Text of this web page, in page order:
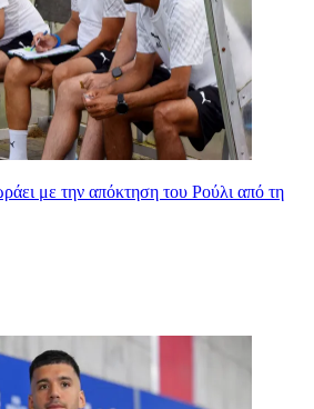
με την απόκτηση του Ρούλι από τη